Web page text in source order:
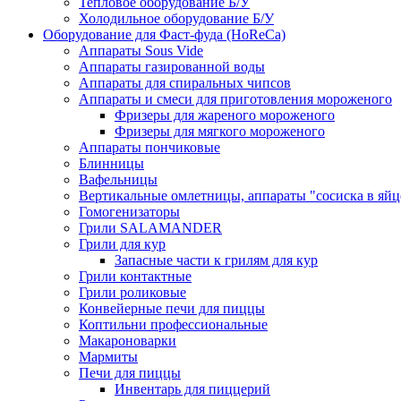
Холодильное оборудование Б/У
Оборудование для Фаст-фуда (HoReCa)
Аппараты Sous Vide
Аппараты газированной воды
Аппараты для спиральных чипсов
Аппараты и смеси для приготовления мороженого
Фризеры для жареного мороженого
Фризеры для мягкого мороженого
Аппараты пончиковые
Блинницы
Вафельницы
Вертикальные омлетницы, аппараты "сосиска в
Гомогенизаторы
Грили SALAMANDER
Грили для кур
Запасные части к грилям для кур
Грили контактные
Грили роликовые
Конвейерные печи для пиццы
Коптильни профессиональные
Макароноварки
Мармиты
Печи для пиццы
Инвентарь для пиццерий